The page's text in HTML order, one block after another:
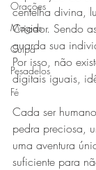
Orações
Magias
Culpa
Pesadelos
Fé
centelha divina,
Criador. Sendo
guarda sua
Por isso, não
digitais iguais,
Cada ser
pedra preciosa,
uma aventura
suficiente para